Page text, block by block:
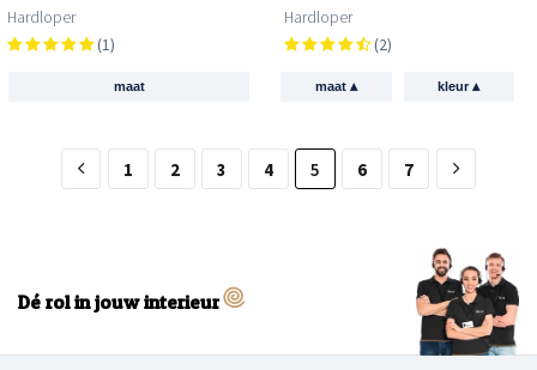
Hardloper
(1)
maat
Hardloper
(2)
maat ▴ kleur▴
1 2 3 4 5 6 7
Dé rol in jouw interieur